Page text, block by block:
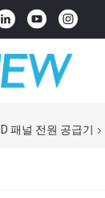
패널 전원 공급기